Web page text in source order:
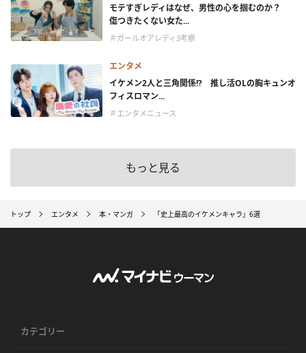
モテすぎレディはなぜ、男性の心を掴むのか？
傷つきたくない女た...
＃ガールオアレディ3考察
エンタメ
イケメン2人と三角関係!? 推し活OLの胸キュンオ
フィスロマン...
＃エンタメニュース
もっと見る
トップ エンタメ 本・マンガ 「史上最高のイケメンキャラ」6選
カテゴリー